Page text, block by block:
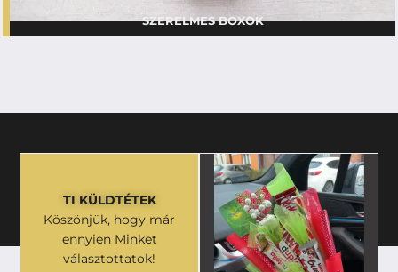
SZERELMES BOXOK
TI KÜLDTÉTEK
Köszönjük, hogy már
ennyien Minket
választottatok!